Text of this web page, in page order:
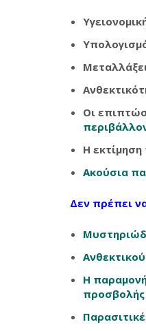
Οι
Η
Ακούσια
Δεν πρέπει
Η
προσβολής